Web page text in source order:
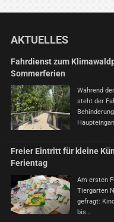
AKTUELLES
Fahrdienst zum
Sommerferien
Während
steht der
Freier Eintritt für kleine
Ferientag
Am ersten
Tiergarten
gefragt:
bis…